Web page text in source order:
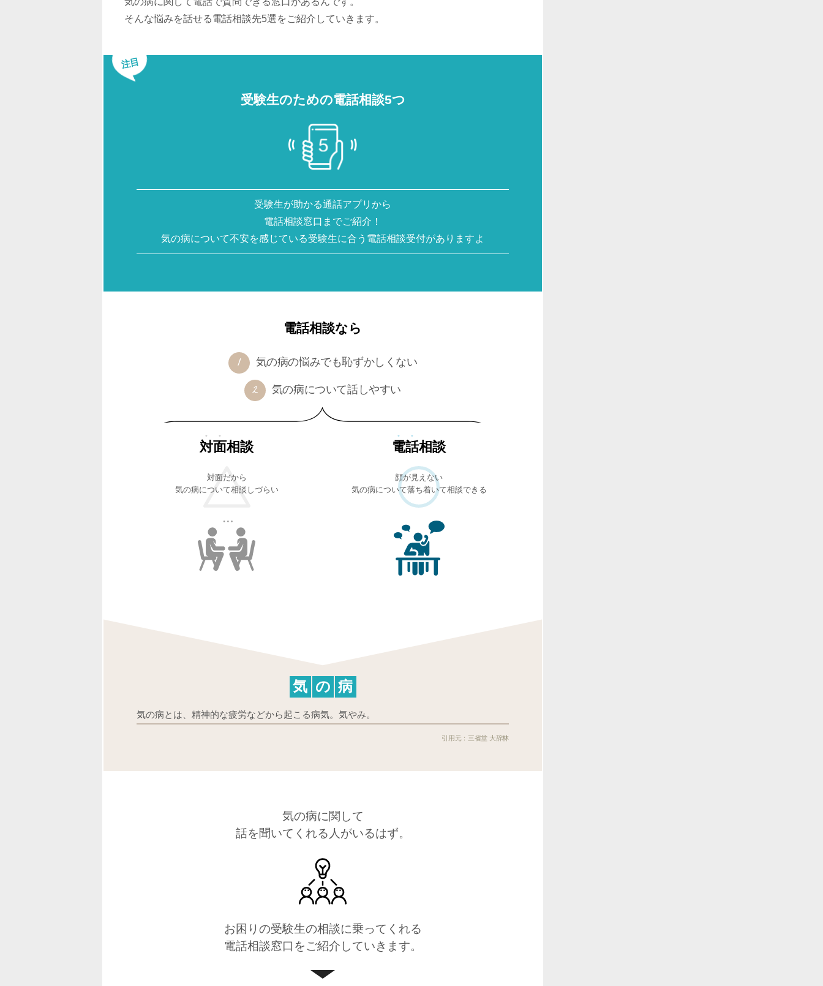
そんな悩みを話せる電話相談先5選をご紹介していきます。
注目
受験生のための電話相談5つ
受験生が助かる通話アプリから
電話相談窓口までご紹介！
気の病について不安を感じている受験生に合う電話相談受付がありますよ
電話相談なら
気の病の悩みでも恥ずかしくない
気の病について話しやすい
対面相談
対面だから
気の病について相談しづらい
電話相談
顔が見えない
気の病について落ち着いて相談できる
気 の 病
気の病とは、精神的な疲労などから起こる病気。気やみ。
三省堂 大辞林
気の病に関して
話を聞いてくれる人がいるはず。
お困りの受験生の相談に乗ってくれる
電話相談窓口をご紹介していきます。